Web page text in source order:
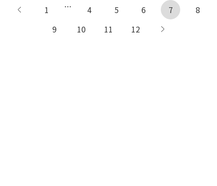
← 前へ
1 … 4 5 6 7
8
9
10 11 12